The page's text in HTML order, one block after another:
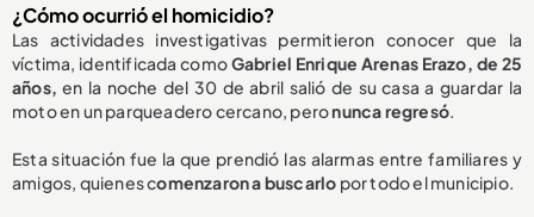
¿Cómo ocurrió el homicidio?
Las actividades investigativas permitieron conocer que la
víctima, identificada comoGabriel Enrique Arenas Erazo, de 25
años, en la noche del 30 de abril salió de su casa a guardar la
moto en un parqueadero cercano, peronunca regresó.
Esta situación fue la que prendió las alarmas entre familiares y
amigos, quienes comenzaron a buscarlo por todo el municipio.